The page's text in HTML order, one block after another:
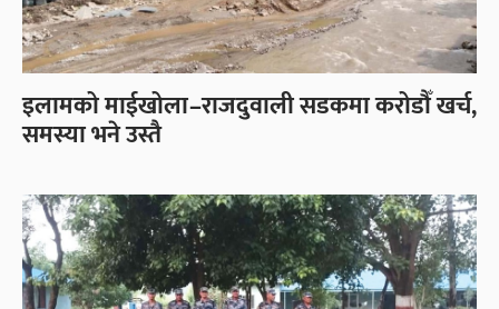
इलामको माईखोला–राजदुवाली सडकमा करोडौँ खर्च,
समस्या भने उस्तै